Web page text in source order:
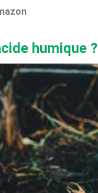
humique ?